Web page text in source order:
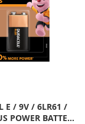
E / 9V / 6LR61 /
POWER BATTERI